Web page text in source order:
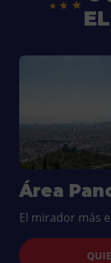
Área
El mirador más